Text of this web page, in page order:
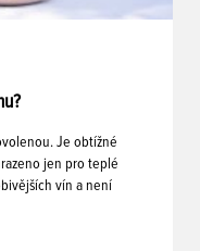
Je obtížné
jen pro teplé
vín a není